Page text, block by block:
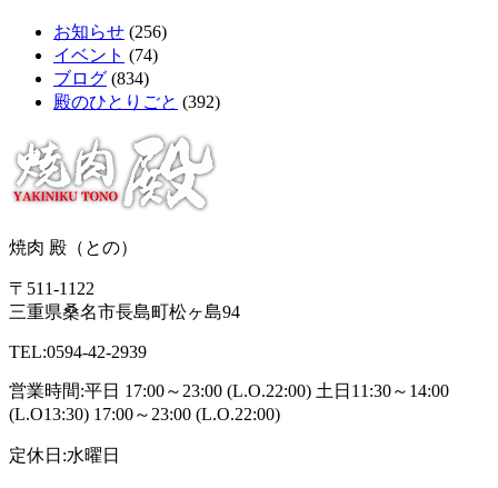
お知らせ (256)
イベント (74)
ブログ (834)
殿のひとりごと (392)
焼肉 殿（との）
〒511-1122
三重県桑名市長島町松ヶ島94
TEL:0594-42-2939
営業時間:平日 17:00～23:00 (L.O.22:00) 土日11:30～14:00
(L.O13:30) 17:00～23:00 (L.O.22:00)
定休日:水曜日